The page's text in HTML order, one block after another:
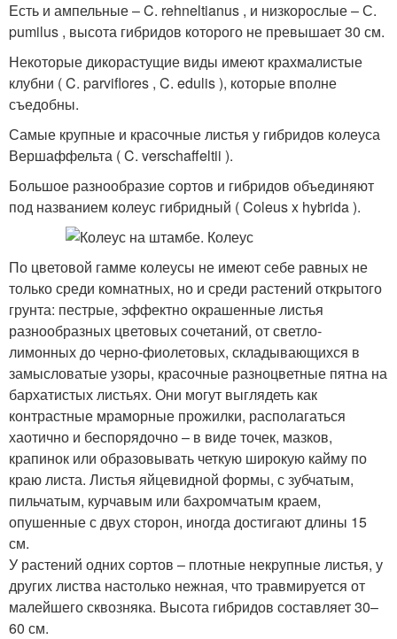
Есть и ампельные – C. rehneltianus , и низкорослые – С.
pumilus , высота гибридов которого не превышает 30 см.
Некоторые дикорастущие виды имеют крахмалистые
клубни ( C. parviflores , C. edulis ), которые вполне
съедобны.
Самые крупные и красочные листья у гибридов колеуса
Вершаффельта ( C. verschaffeltii ).
Большое разнообразие сортов и гибридов объединяют
под названием колеус гибридный ( Coleus x hybrida ).
По цветовой гамме колеусы не имеют себе равных не
только среди комнатных, но и среди растений открытого
грунта: пестрые, эффектно окрашенные листья
разнообразных цветовых сочетаний, от светло-
лимонных до черно-фиолетовых, складывающихся в
замысловатые узоры, красочные разноцветные пятна на
бархатистых листьях. Они могут выглядеть как
контрастные мраморные прожилки, располагаться
хаотично и беспорядочно – в виде точек, мазков,
крапинок или образовывать четкую широкую кайму по
краю листа. Листья яйцевидной формы, с зубчатым,
пильчатым, курчавым или бахромчатым краем,
опушенные с двух сторон, иногда достигают длины 15
см.
У растений одних сортов – плотные некрупные листья, у
других листва настолько нежная, что травмируется от
малейшего сквозняка. Высота гибридов составляет 30–
60 см.